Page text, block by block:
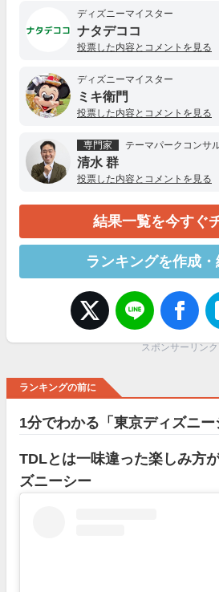
ディズニーマイスター
ナタデココ
投票した内容とコメントを見る
ディズニーマイスター
ミキ衛門
投票した内容とコメントを見る
専門家 テーマパークコンサ
清水 群
投票した内容とコメントを見る
結果一覧を今すぐ
ランキングを作成
スポンサーリンク
ランキングの前に
1分でわかる「東京ディズニー
TDLとは一味違った楽しみ方
ズニーシー